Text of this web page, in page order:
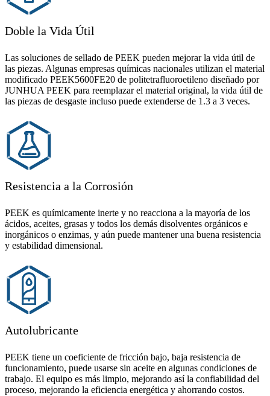
Doble la Vida Útil
Las soluciones de sellado de PEEK pueden mejorar la vida útil de
las piezas. Algunas empresas químicas nacionales utilizan el material
modificado PEEK5600FE20 de politetrafluoroetileno diseñado por
JUNHUA PEEK para reemplazar el material original, la vida útil de
las piezas de desgaste incluso puede extenderse de 1.3 a 3 veces.
Resistencia a la Corrosión
PEEK es químicamente inerte y no reacciona a la mayoría de los
ácidos, aceites, grasas y todos los demás disolventes orgánicos e
inorgánicos o enzimas, y aún puede mantener una buena resistencia
y estabilidad dimensional.
Autolubricante
PEEK tiene un coeficiente de fricción bajo, baja resistencia de
funcionamiento, puede usarse sin aceite en algunas condiciones de
trabajo. El equipo es más limpio, mejorando así la confiabilidad del
proceso, mejorando la eficiencia energética y ahorrando costos.